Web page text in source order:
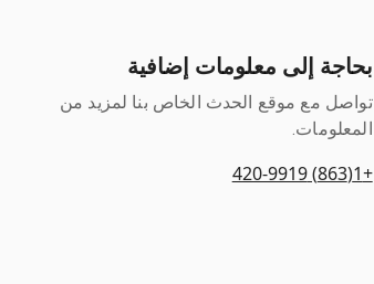
بحاجة إلى معلومات إضافية
تواصل مع موقع الحدث الخاص بنا لمزيد من
المعلومات.
+1(863) 420-9919